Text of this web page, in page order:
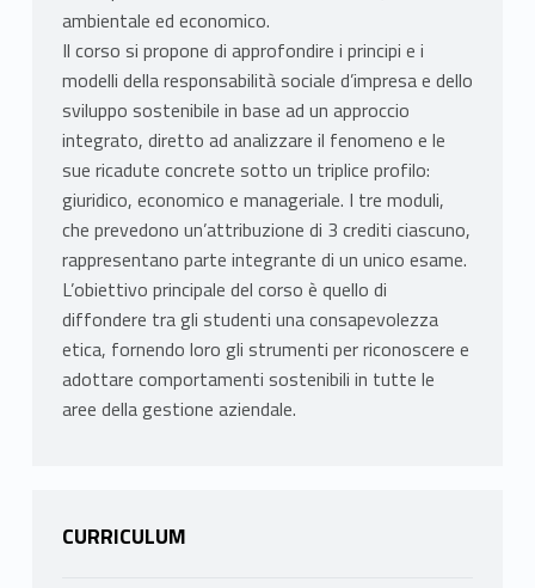
ambientale ed economico.
Il corso si propone di approfondire i principi e i
modelli della responsabilità sociale d’impresa e dello
sviluppo sostenibile in base ad un approccio
integrato, diretto ad analizzare il fenomeno e le
sue ricadute concrete sotto un triplice profilo:
giuridico, economico e manageriale. I tre moduli,
che prevedono un’attribuzione di 3 crediti ciascuno,
rappresentano parte integrante di un unico esame.
L’obiettivo principale del corso è quello di
diffondere tra gli studenti una consapevolezza
etica, fornendo loro gli strumenti per riconoscere e
adottare comportamenti sostenibili in tutte le
aree della gestione aziendale.
CURRICULUM